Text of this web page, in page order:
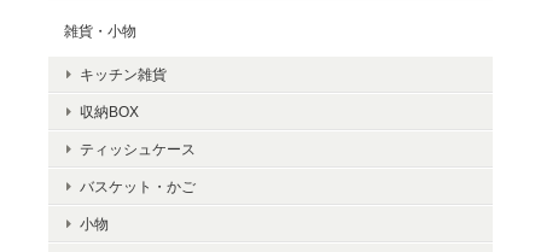
雑貨・小物
キッチン雑貨
収納BOX
ティッシュケース
バスケット・かご
小物